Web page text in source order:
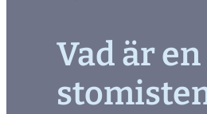
Vad är en